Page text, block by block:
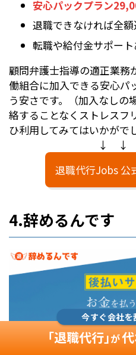
安心パックプラン
退職できなければ全
転職や給付金サポート
顧問弁護士指導の適正業
働組合に加入できる安心パ
う安さです。（加入なしの
絡することなくストレスフ
ひ利用してみてはいかがで
↓ ↓
退職代行Jobs 公
4.辞めるんです
今すぐ会社を
「退職代行」が